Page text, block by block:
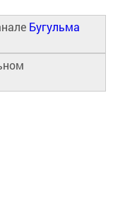
Бугульма